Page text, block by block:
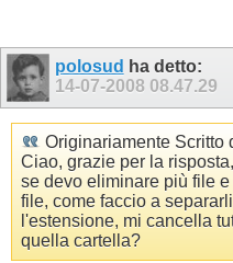
polosud ha detto:
14-07-2008 08.47.29
Originariamente Scritto
Ciao, grazie per la risposta,
se devo eliminare più file
file, come faccio a
l'estensione, mi cancella
quella cartella?